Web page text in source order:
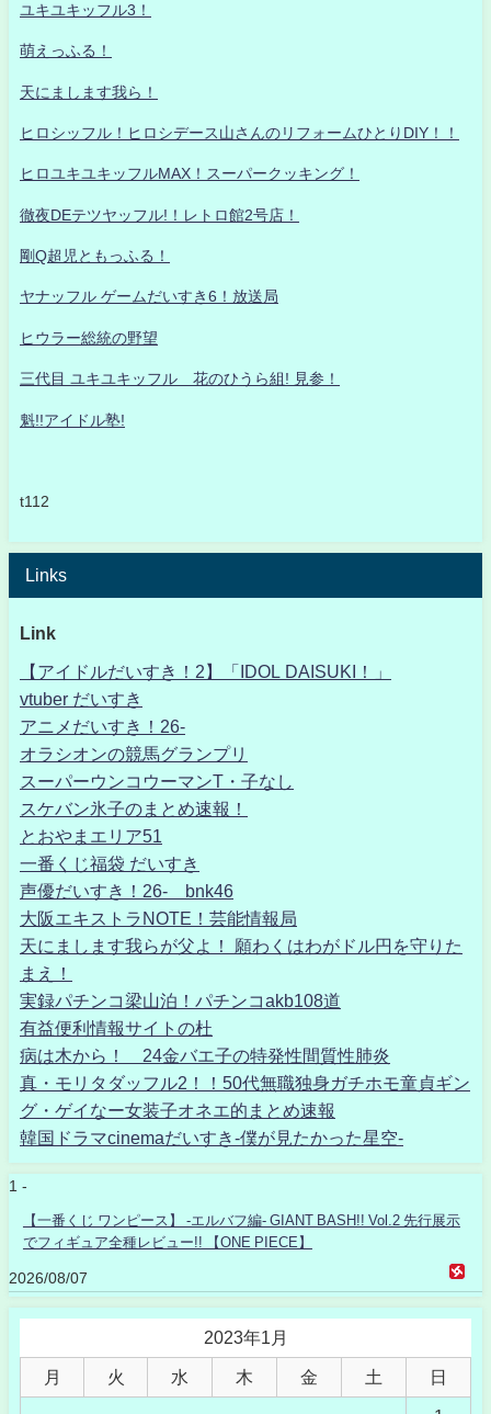
ユキユキッフル3！
萌えっふる！
天にまします我ら！
ヒロシッフル！ヒロシデース山さんのリフォームひとりDIY！！
ヒロユキユキッフルMAX！スーパークッキング！
徹夜DEテツヤッフル!！レトロ館2号店！
剛Q超児ともっふる！
ヤナッフル ゲームだいすき6！放送局
ヒウラー総統の野望
三代目 ユキユキッフル 花のひうら組! 見参！
魁!!アイドル塾!
t112
Links
Link
【アイドルだいすき！2】「IDOL DAISUKI！」
vtuber だいすき
アニメだいすき！26-
オラシオンの競馬グランプリ
スーパーウンコウーマンT・子なし
スケバン氷子のまとめ速報！
とおやまエリア51
一番くじ福袋 だいすき
声優だいすき！26- bnk46
大阪エキストラNOTE！芸能情報局
天にまします我らが父よ！ 願わくはわがドル円を守りた
まえ！
実録パチンコ梁山泊！パチンコakb108道
有益便利情報サイトの杜
病は木から！ 24金バエ子の特発性間質性肺炎
真・モリタダッフル2！！50代無職独身ガチホモ童貞ギン
グ・ゲイなー女装子オネエ的まとめ速報
韓国ドラマcinemaだいすき-僕が見たかった星空-
1 -
【一番くじ ワンピース】 -エルバフ編- GIANT BASH!! Vol.2 先行展示
でフィギュア全種レビュー!! 【ONE PIECE】
2026/08/07
2023年1月
月 火 水 木 金 土 日